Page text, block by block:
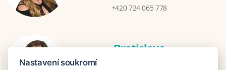
+420 724 065 778
Bratislava
Nastavení soukromí